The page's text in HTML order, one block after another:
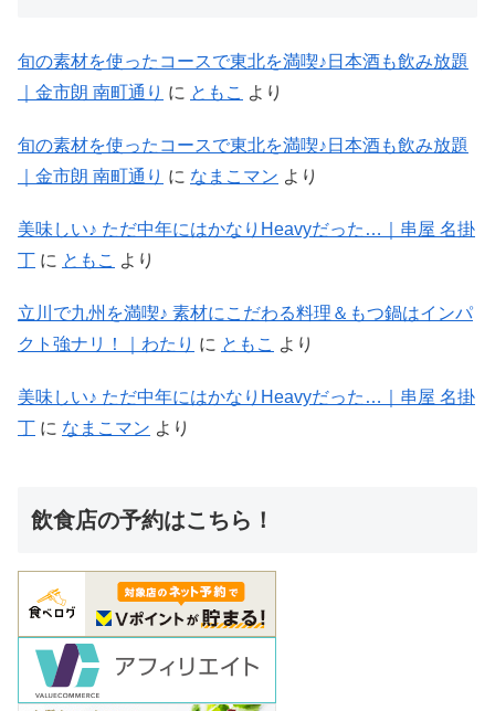
旬の素材を使ったコースで東北を満喫♪日本酒も飲み放題
｜金市朗 南町通り に ともこ より
旬の素材を使ったコースで東北を満喫♪日本酒も飲み放題
｜金市朗 南町通り に なまこマン より
美味しい♪ ただ中年にはかなりHeavyだった…｜串屋 名掛
丁 に ともこ より
立川で九州を満喫♪ 素材にこだわる料理＆もつ鍋はインパ
クト強ナリ！｜わたり に ともこ より
美味しい♪ ただ中年にはかなりHeavyだった…｜串屋 名掛
丁 に なまこマン より
飲食店の予約はこちら！